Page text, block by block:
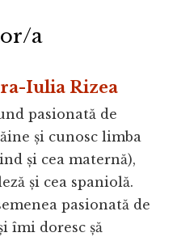
a
Iulia Rizea
pasionată de
și cunosc limba
și cea maternă),
și cea spaniolă.
pasionată de
îmi doresc șă